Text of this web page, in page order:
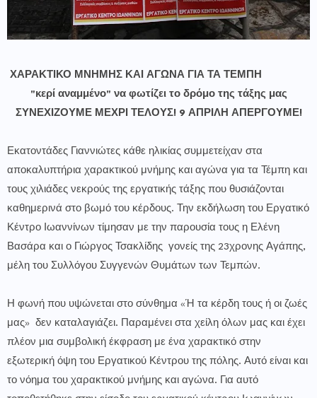
ΧΑΡΑΚΤΙΚΟ ΜΝΗΜΗΣ ΚΑΙ ΑΓΩΝΑ ΓΙΑ ΤΑ ΤΕΜΠΗ
"κερί αναμμένο" να φωτίζει το δρόμο της τάξης μας
ΣΥΝΕΧΙΖΟΥΜΕ ΜΕΧΡΙ ΤΕΛΟΥΣ! 9 ΑΠΡΙΛΗ ΑΠΕΡΓΟΥΜΕ!
Εκατοντάδες Γιαννιώτες κάθε ηλικίας συμμετείχαν στα
αποκαλυπτήρια χαρακτικού μνήμης και αγώνα για τα Τέμπη και
τους χιλιάδες νεκρούς της εργατικής τάξης που θυσιάζονται
καθημερινά στο βωμό του κέρδους. Την εκδήλωση του Εργατικό
Κέντρο Ιωαννίνων τίμησαν με την παρουσία τους η Ελένη
Βασάρα και ο Γιώργος Τσακλίδης γονείς της 23χρονης Αγάπης,
μέλη του Συλλόγου Συγγενών Θυμάτων των Τεμπών.
Η φωνή που υψώνεται στο σύνθημα «Ή τα κέρδη τους ή οι ζωές
μας» δεν καταλαγιάζει. Παραμένει στα χείλη όλων μας και έχει
πλέον μια συμβολική έκφραση με ένα χαρακτικό στην
εξωτερική όψη του Εργατικού Κέντρου της πόλης. Αυτό είναι και
το νόημα του χαρακτικού μνήμης και αγώνα. Για αυτό